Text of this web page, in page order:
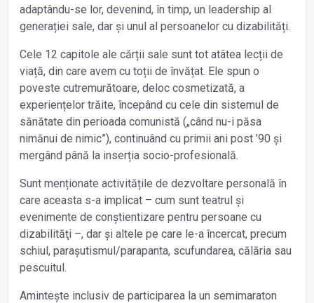
adaptându-se lor, devenind, în timp, un leadership al
generației sale, dar și unul al persoanelor cu dizabilități.
Cele 12 capitole ale cărții sale sunt tot atâtea lecții de
viață, din care avem cu toții de învățat. Ele spun o
poveste cutremurătoare, deloc cosmetizată, a
experiențelor trăite, începând cu cele din sistemul de
sănătate din perioada comunistă („când nu-i păsa
nimănui de nimic”), continuând cu primii ani post ’90 și
mergând până la inserția socio-profesională.
Sunt menționate activitățile de dezvoltare personală în
care aceasta s-a implicat – cum sunt teatrul și
evenimente de conștientizare pentru persoane cu
dizabilităţi –, dar și altele pe care le-a încercat, precum
schiul, parașutismul/parapanta, scufundarea, călăria sau
pescuitul.
Amintește inclusiv de participarea la un semimaraton